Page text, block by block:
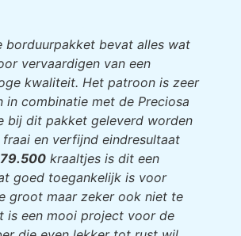
borduurpakket bevat alles wat
vervaardigen van een
kwaliteit. Het patroon is zeer
in combinatie met de Preciosa
bij dit pakket geleverd worden
en verfijnd eindresultaat
79.500 kraaltjes is dit een
goed toegankelijk is voor
groot maar zeker ook niet te
is een mooi project voor de